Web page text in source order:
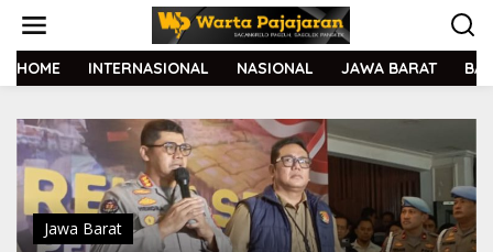
t
HOME INTERNASIONAL NASIONAL JAWA BARAT
Jawa Barat